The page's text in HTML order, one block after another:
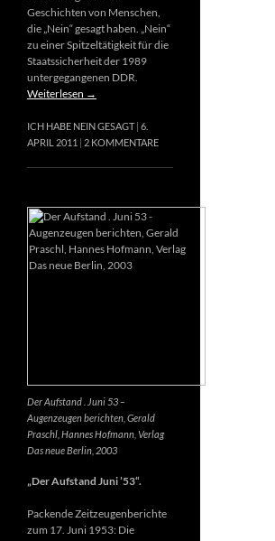
Geschichten von Menschen,
die „Nein“ gesagt haben. „Nein“
zu einer Spitzeltätigkeit für die
Staatssicherheit der 1989
untergegangenen DDR.
Weiterlesen →
ICH HABE NEIN GESAGT 6.
APRIL 2011
2 KOMMENTARE
Der Aufstand . Juni 53 –
Augenzeugen berichten, Gerald
Praschl, Hannes Hofmann, Verlag
Das neue Berlin, 2003
„Der Aufstand Juni ’53“.
Packende Zeitzeugenberichte
zum 17. Juni 1953: Die